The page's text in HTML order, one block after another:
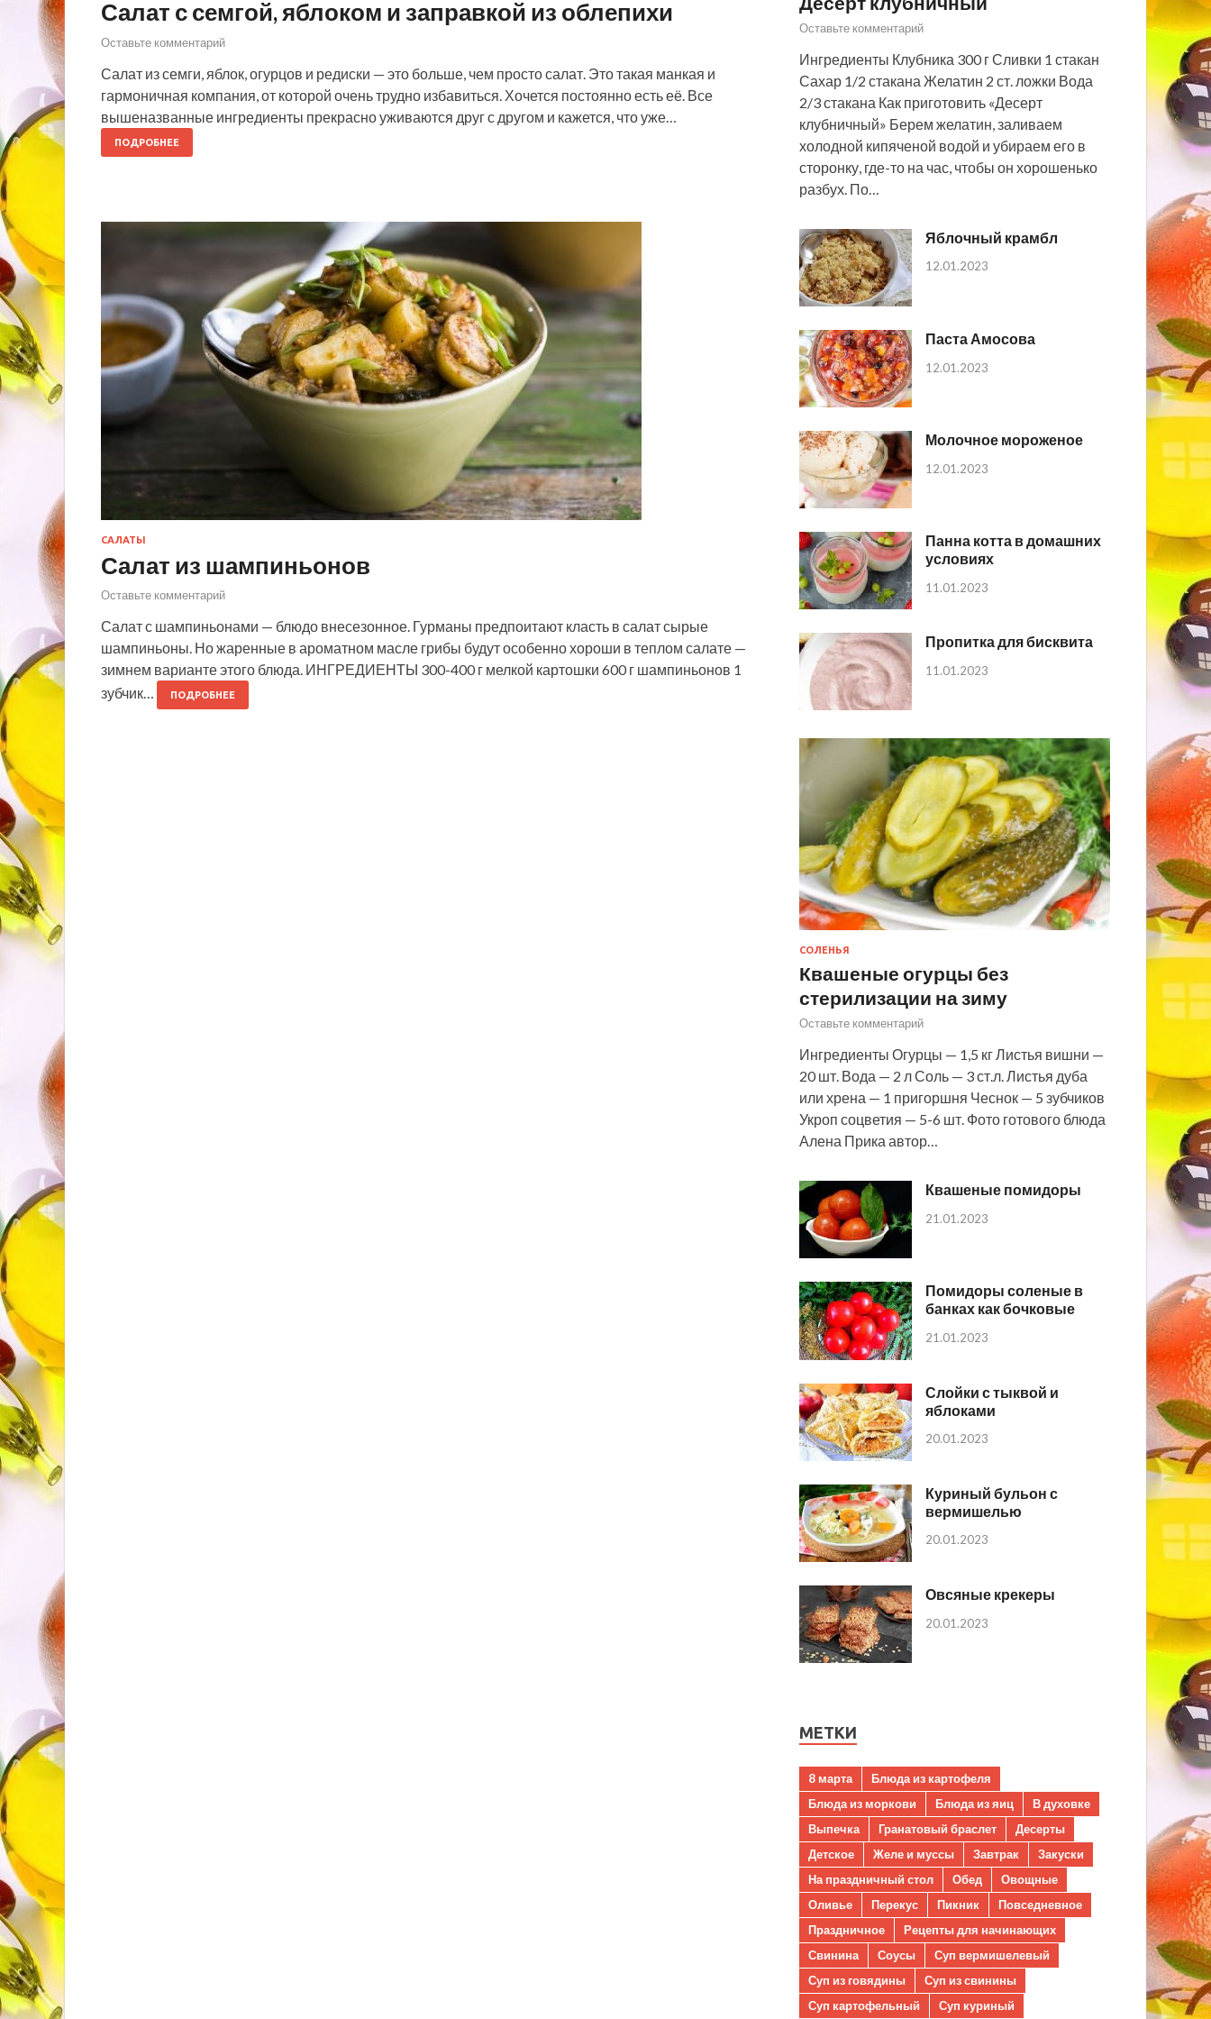
Салат с семгой, яблоком и заправкой из облепихи
Оставьте комментарий
Салат из семги, яблок, огурцов и редиски — это больше, чем просто салат. Это такая манкая и
гармоничная компания, от которой очень трудно избавиться. Хочется постоянно есть её. Все
вышеназванные ингредиенты прекрасно уживаются друг с другом и кажется, что уже…
ПОДРОБНЕЕ
САЛАТЫ
Салат из шампиньонов
Оставьте комментарий
Салат с шампиньонами — блюдо внесезонное. Гурманы предпоитают класть в салат сырые
шампиньоны. Но жаренные в ароматном масле грибы будут особенно хороши в теплом салате —
зимнем варианте этого блюда. ИНГРЕДИЕНТЫ 300-400 г мелкой картошки 600 г шампиньонов 1
зубчик…
ПОДРОБНЕЕ
Оставьте комментарий
Ингредиенты Клубника 300 г Сливки 1 стакан
Сахар 1/2 стакана Желатин 2 ст. ложки Вода
2/3 стакана Как приготовить «Десерт
клубничный» Берем желатин, заливаем
холодной кипяченой водой и убираем его в
сторонку, где-то на час, чтобы он хорошенько
разбух. По…
Яблочный крамбл
12.01.2023
Паста Амосова
12.01.2023
Молочное мороженое
12.01.2023
Панна котта в домашних
условиях
11.01.2023
Пропитка для бисквита
11.01.2023
СОЛЕНЬЯ
Квашеные огурцы без
стерилизации на зиму
Оставьте комментарий
Ингредиенты Огурцы — 1,5 кг Листья вишни —
20 шт. Вода — 2 л Соль — 3 ст.л. Листья дуба
или хрена — 1 пригоршня Чеснок — 5 зубчиков
Укроп соцветия — 5-6 шт. Фото готового блюда
Алена Прика автор…
Квашеные помидоры
21.01.2023
Помидоры соленые в
банках как бочковые
21.01.2023
Слойки с тыквой и
яблоками
20.01.2023
Куриный бульон с
вермишелью
20.01.2023
Овсяные крекеры
20.01.2023
МЕТКИ
8 марта
Блюда из картофеля
Блюда из моркови
Блюда из яиц
В духовке
Выпечка
Гранатовый браслет
Десерты
Детское
Желе и муссы Завтрак
Закуски
На праздничный стол
Обед
Овощные
Оливье
Перекус Пикник
Повседневное
Праздничное
Рецепты для начинающих
Свинина
Соусы
Суп вермишелевый
Суп из говядины
Суп из свинины
Суп картофельный
Суп куриный